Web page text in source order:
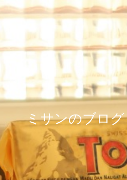
ミサンのブログ